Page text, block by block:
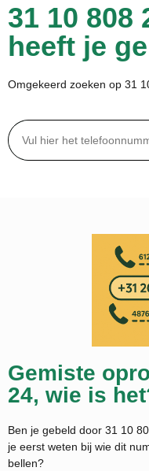
31 10 808
heeft je
Omgekeerd zoeken op 31
Gemiste
24, wie is
Ben je gebeld door 31 10
je eerst weten bij wie dit
bellen?